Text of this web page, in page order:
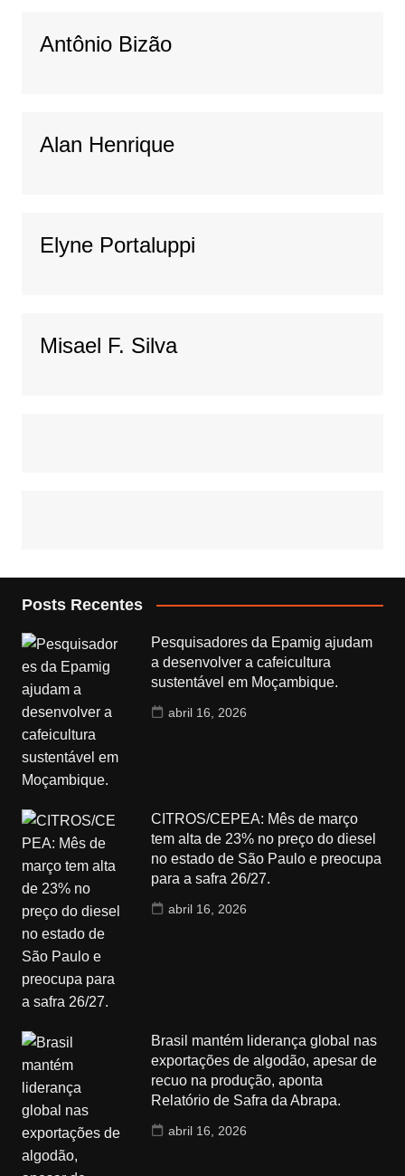
Antônio Bizão
Alan Henrique
Elyne Portaluppi
Misael F. Silva
Posts Recentes
Pesquisadores da Epamig ajudam
a desenvolver a cafeicultura
sustentável em Moçambique.
abril 16, 2026
CITROS/CEPEA: Mês de março
tem alta de 23% no preço do diesel
no estado de São Paulo e preocupa
para a safra 26/27.
abril 16, 2026
Brasil mantém liderança global nas
exportações de algodão, apesar de
recuo na produção, aponta
Relatório de Safra da Abrapa.
abril 16, 2026